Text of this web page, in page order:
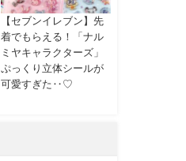
【セブンイレブン】先
着でもらえる！「ナル
ミヤキャラクターズ」
ぷっくり立体シールが
可愛すぎた‥♡